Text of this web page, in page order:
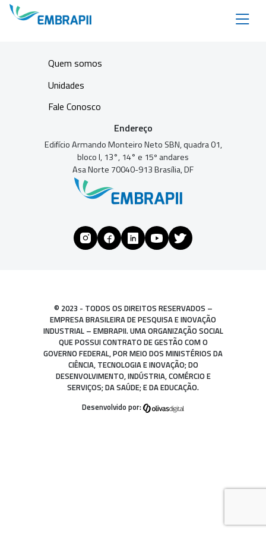
Quem somos
Unidades
Fale Conosco
Endereço
Edifício Armando Monteiro Neto SBN, quadra 01,
bloco I, 13°, 14° e 15º andares
Asa Norte 70040-913 Brasília, DF
© 2023 - TODOS OS DIREITOS RESERVADOS –
EMPRESA BRASILEIRA DE PESQUISA E INOVAÇÃO
INDUSTRIAL – EMBRAPII. UMA ORGANIZAÇÃO SOCIAL
QUE POSSUI CONTRATO DE GESTÃO COM O
GOVERNO FEDERAL, POR MEIO DOS MINISTÉRIOS DA
CIÊNCIA, TECNOLOGIA E INOVAÇÃO; DO
DESENVOLVIMENTO, INDÚSTRIA, COMÉRCIO E
SERVIÇOS; DA SAÚDE; E DA EDUCAÇÃO.
Desenvolvido por: